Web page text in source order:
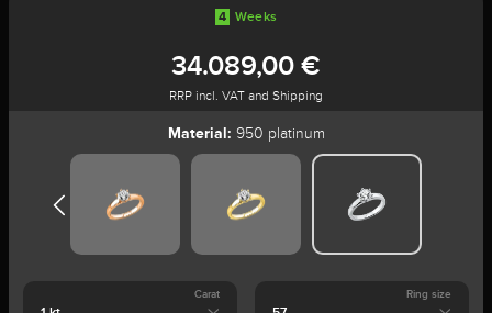
4 Weeks
34.089,00 €
RRP incl. VAT and Shipping
Material: 950 platinum
Carat Ring size